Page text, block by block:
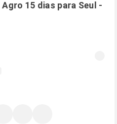
15 dias para Seul -